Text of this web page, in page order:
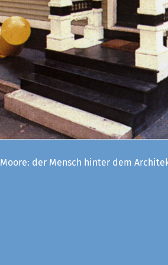
der Mensch hinter dem